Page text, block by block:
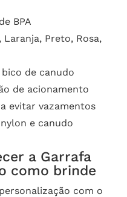
BPA
Preto, Rosa,
de canudo
de acionamento
evitar vazamentos
e canudo
a Garrafa
como brinde
com o